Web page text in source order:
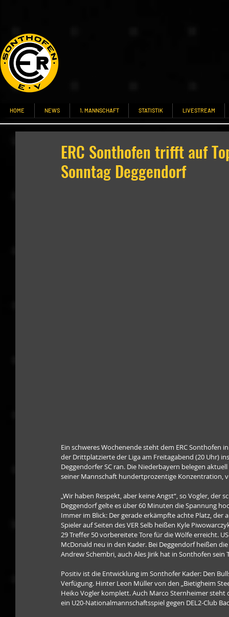
HOME NEWS 1. MANNSCHAFT STATISTIK LIVESTREAM
ERC Sonthofen trifft auf
Sonntag Deggendorf
Ein schweres Wochenende steht dem ERC Sonthofen
der Drittplatzierte der Liga am Freitagabend (20 Uhr)
Deggendorfer SC ran. Die Niederbayern belegen
seiner Mannschaft hundertprozentige Konzentration,
„Wir haben Respekt, aber keine Angst“, so Vogler,
Deggendorf gelte es über 60 Minuten die Spannung
Immer im Blick: Der gerade erkämpfte achte Platz,
Spieler auf Seiten des VER Selb heißen Kyle
29 Treffer 50 vorbereitete Tore für die Wölfe erreicht.
McDonald neu in den Kader. Bei Deggendorf heißen
Andrew Schembri, auch Ales Jirik hat in Sonthofen
Positiv ist die Entwicklung im Sonthofer Kader: Den
Verfügung. Hinter Leon Müller von den „Bietigheim
Heiko Vogler komplett. Auch Marco Sternheimer
ein U20-Nationalmannschaftsspiel gegen DEL2-Club